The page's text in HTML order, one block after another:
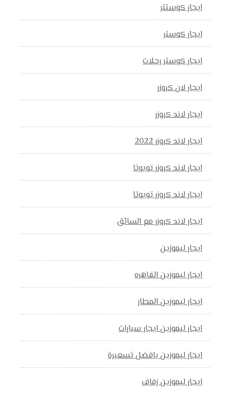
ايجار كوستتر
ايجار كوستر
ايجار كوستر رحلات
ايجار لان كروزر
ايجار لاند كروزر
ايجار لاند كروزر 2022
ايجار لاند كروزر تويوتا
ايجار لاند كروزر تويوتا
ايجار لاند كروزر مع السائق
ايجار ليموزين
ايجار ليموزين القاهره
ايجار ليموزين المطار
ايجار ليموزين ايجار سيارات
ايجار ليموزين بافضل تسعيرة
ايجار ليموزين زفاف